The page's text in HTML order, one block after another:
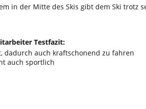
in der Mitte des Skis gibt dem Ski
Testfazit:
dadurch auch kraftschonend zu fahren
auch sportlich